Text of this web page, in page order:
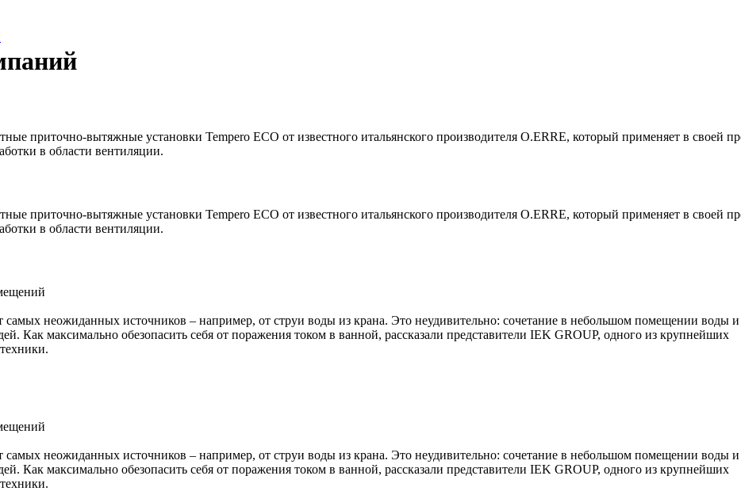
приточно-вытяжные установки Tempero ECO от известного итальянского производителя O.ERRE, который применяет в своей
в области вентиляции.
приточно-вытяжные установки Tempero ECO от известного итальянского производителя O.ERRE, который применяет в своей
в области вентиляции.
неожиданных источников – например, от струи воды из крана. Это неудивительно: сочетание в небольшом помещении воды и
Как максимально обезопасить себя от поражения током в ванной, рассказали представители IEK GROUP, одного из крупнейших
неожиданных источников – например, от струи воды из крана. Это неудивительно: сочетание в небольшом помещении воды и
Как максимально обезопасить себя от поражения током в ванной, рассказали представители IEK GROUP, одного из крупнейших